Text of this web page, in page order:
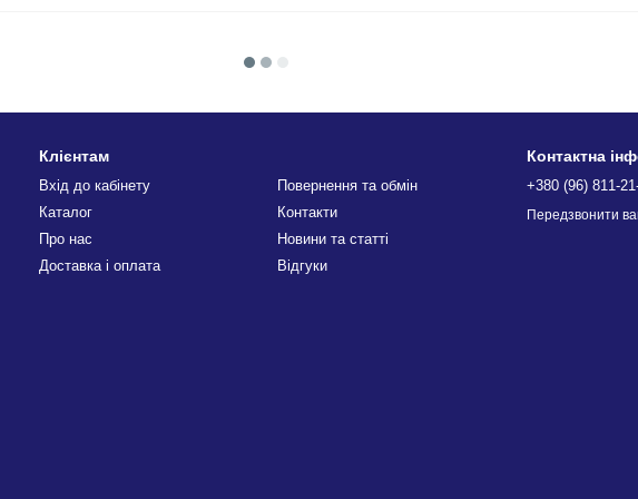
Клієнтам
Вхід до кабінету
Каталог
Про нас
Доставка і оплата
Повернення та обмін
Контакти
Новини та статті
Відгуки
Контактна
+380 (96) 811-
Передзвонити